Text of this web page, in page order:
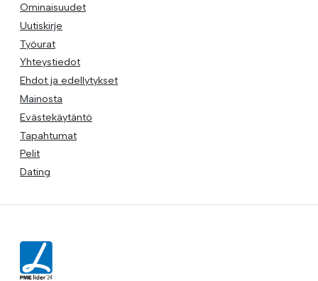
Ominaisuudet
Uutiskirje
Työurat
Yhteystiedot
Ehdot ja edellytykset
Mainosta
Evästekäytäntö
Tapahtumat
Pelit
Dating